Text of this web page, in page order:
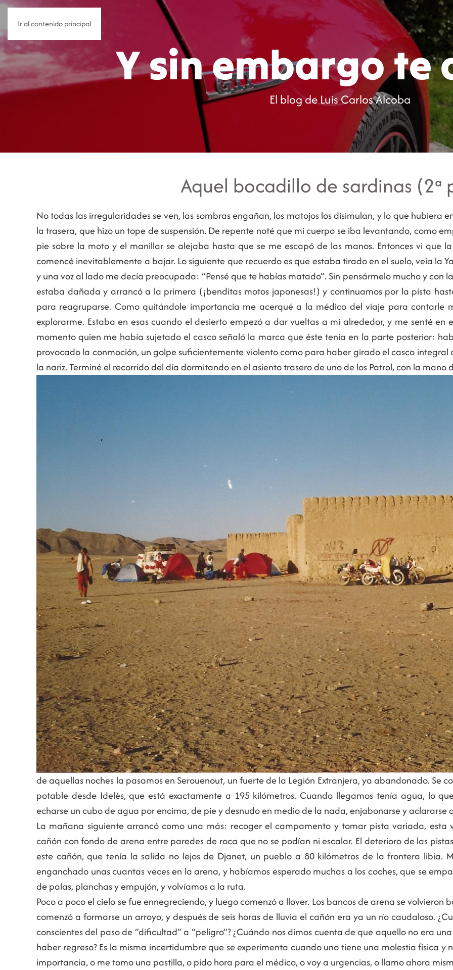
Ir al contenido principal Blog
Y sin embargo te
El blog de Luis Carlos Alcoba
Aquel bocadillo de sardinas (2ª
No todas las irregularidades se ven, las sombras engañan, los matojos los disimulan, y lo que hubiera
la trasera, que hizo un tope de suspensión. De repente noté que mi cuerpo se iba levantando, como
pie sobre la moto y el manillar se alejaba hasta que se me escapó de las manos. Entonces vi que
comencé inevitablemente a bajar. Lo siguiente que recuerdo es que estaba tirado en el suelo, veía la
y una voz al lado me decía preocupada: “Pensé que te habías matado”. Sin pensármelo mucho y
estaba dañada y arrancó a la primera (¡benditas motos japonesas!) y continuamos por la pista
para reagruparse. Como quitándole importancia me acerqué a la médico del viaje para contarle
explorarme. Estaba en esas cuando el desierto empezó a dar vueltas a mi alrededor, y me senté en
momento quien me había sujetado el casco señaló la marca que éste tenía en la parte posterior:
provocado la conmoción, un golpe suficientemente violento como para haber girado el casco
la nariz. Terminé el recorrido del día dormitando en el asiento trasero de uno de los Patrol, con la
de aquellas noches la pasamos en Serouenout, un fuerte de la Legión Extranjera, ya abandonado. Se
potable desde Idelès, que está exactamente a 195 kilómetros. Cuando llegamos tenía agua, lo
echarse un cubo de agua por encima, de pie y desnudo en medio de la nada, enjabonarse y aclararse
La mañana siguiente arrancó como una más: recoger el campamento y tomar pista variada, esta
cañón con fondo de arena entre paredes de roca que no se podían ni escalar. El deterioro de las
este cañón, que tenía la salida no lejos de Djanet, un pueblo a 80 kilómetros de la frontera libia.
enganchado unas cuantas veces en la arena, y habíamos esperado muchas a los coches, que se
de palas, planchas y empujón, y volvíamos a la ruta.
Poco a poco el cielo se fue ennegreciendo, y luego comenzó a llover. Los bancos de arena se
comenzó a formarse un arroyo, y después de seis horas de lluvia el cañón era ya un río caudaloso.
conscientes del paso de “dificultad” a “peligro”? ¿Cuándo nos dimos cuenta de que aquello no era
haber regreso? Es la misma incertidumbre que se experimenta cuando uno tiene una molestia física
importancia, o me tomo una pastilla, o pido hora para el médico, o voy a urgencias, o llamo ahora